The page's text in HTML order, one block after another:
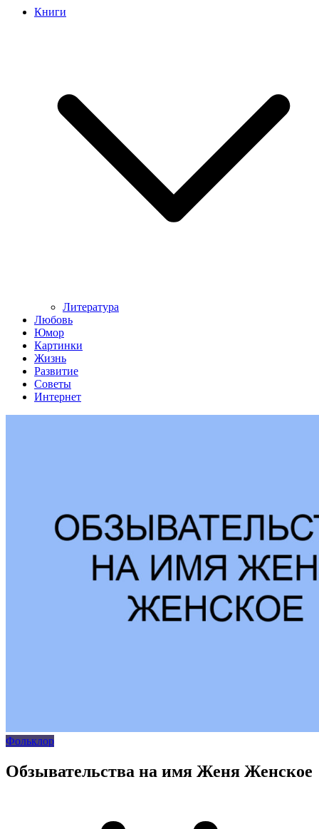
Книги
Литература
Любовь
Юмор
Картинки
Жизнь
Развитие
Советы
Интернет
Фольклор
Обзывательства на имя Женя Женское